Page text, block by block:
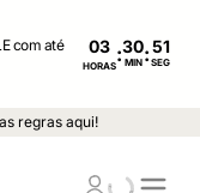
com até
03
HORAS: MIN : SEG
regras aqui!